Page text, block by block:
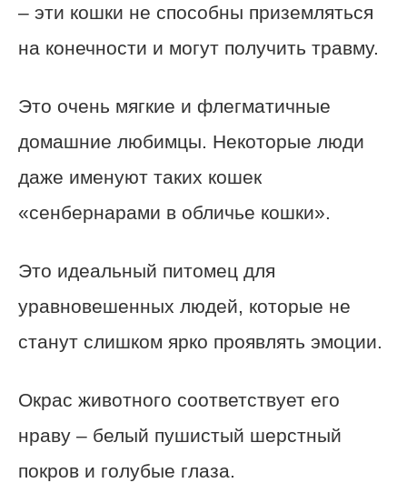
– эти кошки не способны приземляться
на конечности и могут получить травму.
Это очень мягкие и флегматичные
домашние любимцы. Некоторые люди
даже именуют таких кошек
«сенбернарами в обличье кошки».
Это идеальный питомец для
уравновешенных людей, которые не
станут слишком ярко проявлять эмоции.
Окрас животного соответствует его
нраву – белый пушистый шерстный
покров и голубые глаза.